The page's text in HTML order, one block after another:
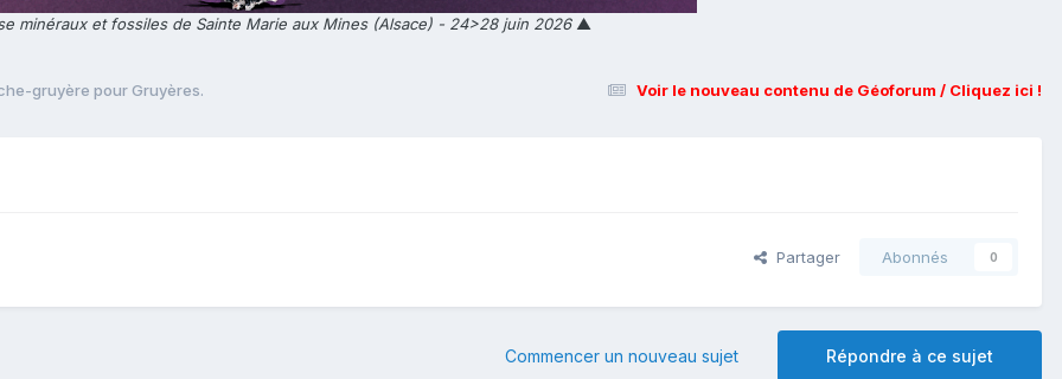
minéraux et fossiles de Sainte Marie aux Mines (Alsace) - 24>28 juin 2026▲
Voir le nouveau contenu de Géoforum / Cliquez ici !
gruyère pour Gruyères.
Partager Abonnés 0
Répondre à ce sujet
Commencer un nouveau sujet